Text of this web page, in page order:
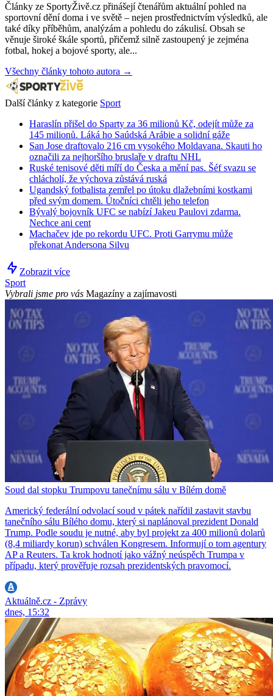
Články ze SportyŽivě.cz přinášejí čtenářům aktuální pohled na
sportovní dění doma i ve světě – nejen prostřednictvím výsledků, ale
také díky příběhům, analýzám a pohledu do zákulisí. Obsah se
věnuje široké škále sportů, přičemž silně zastoupený je zejména
fotbal, hokej a bojové sporty, ale...
Všechny články tohoto autora →
Další články z kategorie Sport
Haraslín přišel do Sparty za 36 milionů Kč, odejít může za
145 milionů. Láká ho Saúdská Arábie a solidní gáže
San Jose draftovalo 216 cm vysokého Moldavana. Skauti ho
označili za nejhoršího bruslaře v draftu NHL
Ruské tenisové děti míří do Česka a mění pas. Šéf svazu se
chlácholí, že výchova zůstává ruská
Ugandský fotbalista zemřel po útoku dlažebními kostkami
před svým domem. Útočníci chtěli jeho telefon
Bývalý bojovník UFC se nabízí Jakeu Paulovi zdarma.
Nechce ani cent
Machačev jde po rekordu UFC. Proti Garrymu může
překonat Andersona Silvu
Zobrazit více
Sport
Vybrali jsme pro vás Magazíny a zajímavosti
Soud dal stopku Trumpovu tanečnímu sálu v Bílém domě
Americký federální odvolací soud v pátek nařídil zastavit stavbu
tanečního sálu Bílého domu, který si naplánoval prezident Donald
Trump. Podle soudu je nutné, aby byl projekt za 400 milionů dolarů
(8,4 miliardy korun) schválen Kongresem. Informují o tom agentury
AP a Reuters. Ta krok hodnotí jako vážný neúspěch Trumpa v
případu, který prověřuje rozsah prezidentských pravomocí.
Aktuálně.cz - Zprávy
dnes, 15:32